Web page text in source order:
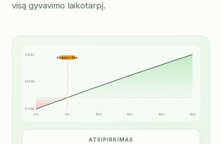
visą gyvavimo laikotarpį.
€−7 000
€9 560
€26 120
0 m. 5 m. 10 m. 15 m. 20 m. 25 m.
Atsiperka ~5.0 m.
ATSIPIRKIMAS